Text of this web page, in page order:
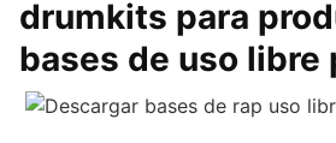
drumkits para
bases de uso libre